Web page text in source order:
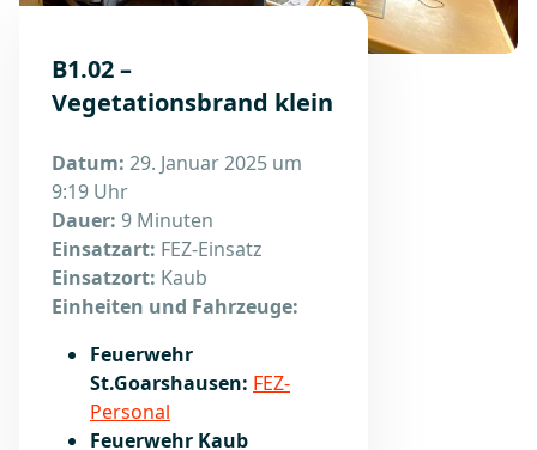
B1.02 –
Vegetationsbrand klein
Datum: 29. Januar 2025 um
9:19 Uhr
Dauer: 9 Minuten
Einsatzart: FEZ-Einsatz
Einsatzort: Kaub
Einheiten und Fahrzeuge:
Feuerwehr
St.Goarshausen: FEZ-
Personal
Feuerwehr Kaub